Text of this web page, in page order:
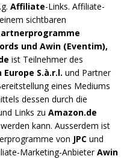
Affiliate-Links. Affiliate-
sichtbaren
und Awin (Eventim),
ist Teilnehmer des
Europe S.à.r.l. und Partner
eines Mediums
dessen durch die
Links zu Amazon.de
kann. Ausserdem ist
von JPC und
Marketing-AnbieterAwin